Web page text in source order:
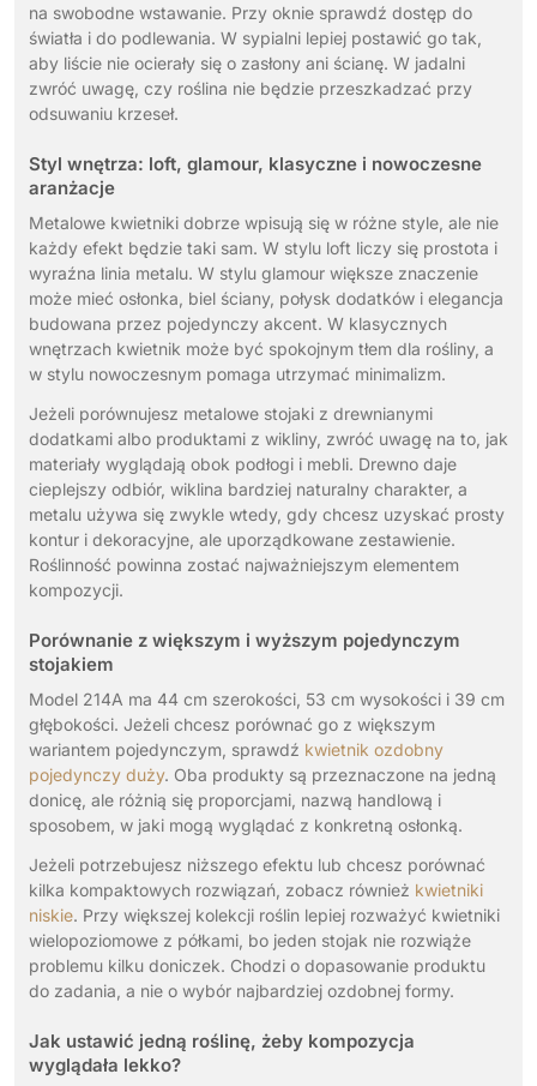
na swobodne wstawanie. Przy oknie sprawdź dostęp do
światła i do podlewania. W sypialni lepiej postawić go tak,
aby liście nie ocierały się o zasłony ani ścianę. W jadalni
zwróć uwagę, czy roślina nie będzie przeszkadzać przy
odsuwaniu krzeseł.
Styl wnętrza: loft, glamour, klasyczne i nowoczesne
aranżacje
Metalowe kwietniki dobrze wpisują się w różne style, ale nie
każdy efekt będzie taki sam. W stylu loft liczy się prostota i
wyraźna linia metalu. W stylu glamour większe znaczenie
może mieć osłonka, biel ściany, połysk dodatków i elegancja
budowana przez pojedynczy akcent. W klasycznych
wnętrzach kwietnik może być spokojnym tłem dla rośliny, a
w stylu nowoczesnym pomaga utrzymać minimalizm.
Jeżeli porównujesz metalowe stojaki z drewnianymi
dodatkami albo produktami z wikliny, zwróć uwagę na to, jak
materiały wyglądają obok podłogi i mebli. Drewno daje
cieplejszy odbiór, wiklina bardziej naturalny charakter, a
metalu używa się zwykle wtedy, gdy chcesz uzyskać prosty
kontur i dekoracyjne, ale uporządkowane zestawienie.
Roślinność powinna zostać najważniejszym elementem
kompozycji.
Porównanie z większym i wyższym pojedynczym
stojakiem
Model 214A ma 44 cm szerokości, 53 cm wysokości i 39 cm
głębokości. Jeżeli chcesz porównać go z większym
wariantem pojedynczym, sprawdź kwietnik ozdobny
pojedynczy duży. Oba produkty są przeznaczone na jedną
donicę, ale różnią się proporcjami, nazwą handlową i
sposobem, w jaki mogą wyglądać z konkretną osłonką.
Jeżeli potrzebujesz niższego efektu lub chcesz porównać
kilka kompaktowych rozwiązań, zobacz również kwietniki
niskie. Przy większej kolekcji roślin lepiej rozważyć kwietniki
wielopoziomowe z półkami, bo jeden stojak nie rozwiąże
problemu kilku doniczek. Chodzi o dopasowanie produktu
do zadania, a nie o wybór najbardziej ozdobnej formy.
Jak ustawić jedną roślinę, żeby kompozycja
wyglądała lekko?